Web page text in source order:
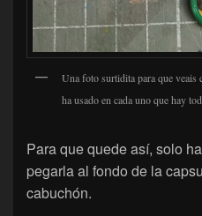
Una foto surtidita para que
ha usado en cada uno que hay
Para que quede así, solo
pegarla al fondo de la
cabuchón.